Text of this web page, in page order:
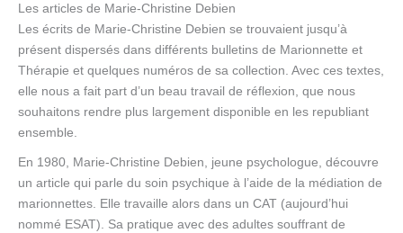
Les articles de Marie-Christine Debien
Les écrits de Marie-Christine Debien se trouvaient jusqu’à
présent dispersés dans différents bulletins de Marionnette et
Thérapie et quelques numéros de sa collection. Avec ces textes,
elle nous a fait part d’un beau travail de réflexion, que nous
souhaitons rendre plus largement disponible en les republiant
ensemble.
En 1980, Marie-Christine Debien, jeune psychologue, découvre
un article qui parle du soin psychique à l’aide de la médiation de
marionnettes. Elle travaille alors dans un CAT (aujourd’hui
nommé ESAT). Sa pratique avec des adultes souffrant de